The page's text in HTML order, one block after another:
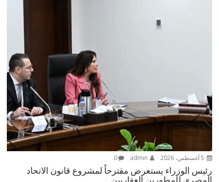
0
رئيس الوزراء يستعرض مقترحاً لمشروع قانون الاتحاد